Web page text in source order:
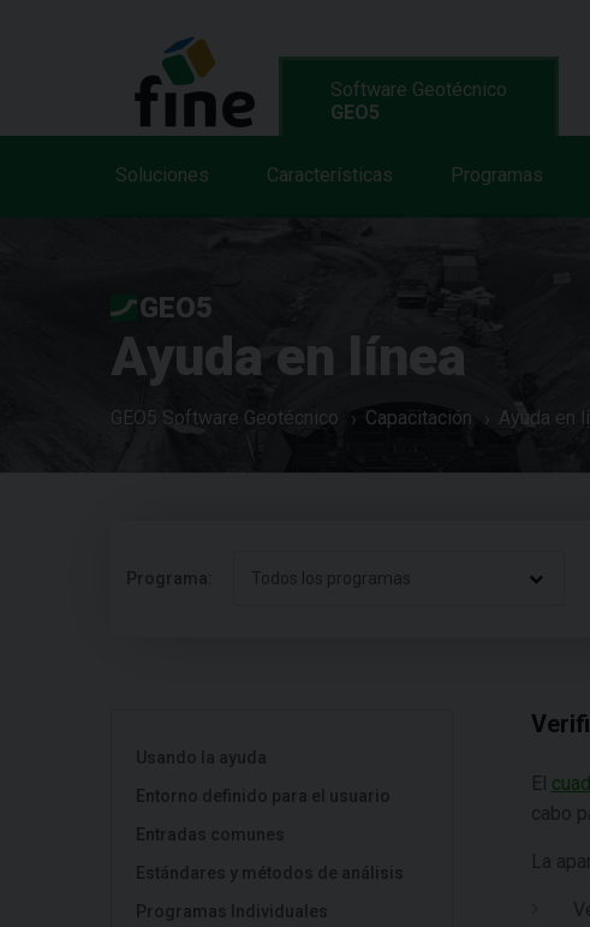
Software Geotécnico
GEO5
Soluciones Características Programas
GEO5
Ayuda en línea
GEO5 Software Geotécnico Capacitación Ayuda en
Programa: Todos los programas
Usando la ayuda
Entorno definido para el usuario
Entradas comunes
Estándares y métodos de análisis
Programas Individuales
El
cabo
La